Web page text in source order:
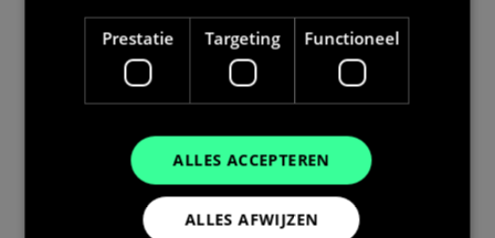
THUISBATTERIJ
Thuisbatterij combineren met een warmtepomp
Een thuisbatterij en een warmtepomp versterken
Prestatie Targeting Functioneel
ALLES ACCEPTEREN
ALLES AFWIJZEN